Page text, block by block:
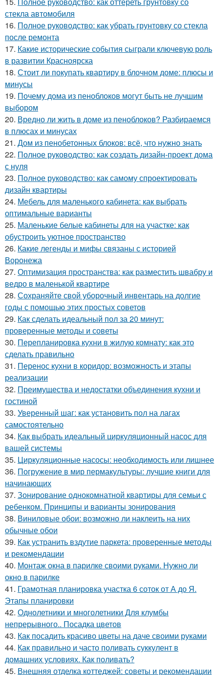
стекла автомобиля
16. Полное руководство: как убрать грунтовку со стекла
после ремонта
17. Какие исторические события сыграли ключевую роль
в развитии Красноярска
18. Стоит ли покупать квартиру в блочном доме: плюсы и
минусы
19. Почему дома из пеноблоков могут быть не лучшим
выбором
20. Вредно ли жить в доме из пеноблоков? Разбираемся
в плюсах и минусах
21. Дом из пенобетонных блоков: всё, что нужно знать
22. Полное руководство: как создать дизайн-проект дома
с нуля
23. Полное руководство: как самому спроектировать
дизайн квартиры
24. Мебель для маленького кабинета: как выбрать
оптимальные варианты
25. Маленькие белые кабинеты для на участке: как
обустроить уютное пространство
26. Какие легенды и мифы связаны с историей
Воронежа
27. Оптимизация пространства: как разместить швабру и
ведро в маленькой квартире
28. Сохраняйте свой уборочный инвентарь на долгие
годы с помощью этих простых советов
29. Как сделать идеальный пол за 20 минут:
проверенные методы и советы
30. Перепланировка кухни в жилую комнату: как это
сделать правильно
31. Перенос кухни в коридор: возможность и этапы
реализации
32. Преимущества и недостатки объединения кухни и
гостиной
33. Уверенный шаг: как установить пол на лагах
самостоятельно
34. Как выбрать идеальный циркуляционный насос для
вашей системы
35. Циркуляционные насосы: необходимость или лишнее
36. Погружение в мир пермакультуры: лучшие книги для
начинающих
37. Зонирование однокомнатной квартиры для семьи с
ребенком. Принципы и варианты зонирования
38. Виниловые обои: возможно ли наклеить на них
обычные обои
39. Как устранить вздутие паркета: проверенные методы
и рекомендации
40. Монтаж окна в парилке своими руками. Нужно ли
окно в парилке
41. Грамотная планировка участка 6 соток от А до Я.
Этапы планировки
42. Однолетники и многолетники Для клумбы
непрерывного.. Посадка цветов
43. Как посадить красиво цветы на даче своими руками
44. Как правильно и часто поливать суккулент в
домашних условиях. Как поливать?
45. Внешняя отделка коттеджей: советы и рекомендации